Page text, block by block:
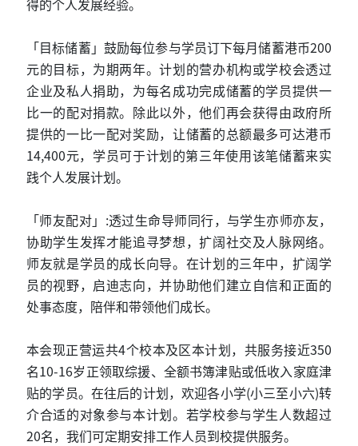
「目标储蓄」鼓励每位参与学员订下每月储蓄港币200
元的目标，为期两年。计划的营办机构或学校会透过
企业及私人捐助，为每名成功完成储蓄的学员提供一
比一的配对捐款。除此以外，他们再会获得由政府所
提供的一比一配对奖励，让储蓄的总额最多可达港币
14,400元，学员可于计划的第三年使用该笔储蓄来实
践个人发展计划。
「师友配对」:透过生命导师同行，与学生亦师亦友，
协助学生发挥才能追寻梦想，扩阔社交及人脉网络。
师友就是学员的成长向导。在计划的三年中，扩阔学
员的视野，启迪志向，并协助他们建立自信和正面的
处事态度，陪伴和带领他们成长。
本会现正营运共4个校本及区本计划，共服务接近350
名10-16岁正领取综援、全额书簿津贴或低收入家庭津
贴的学员。在往后的计划，欢迎各小学(小三至小六)转
介合适的对象参与本计划。若学校参与学生人数超过
20名，我们可定期安排工作人员到校提供服务。